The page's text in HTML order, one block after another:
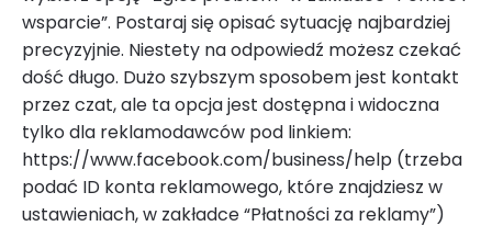
wsparcie”. Postaraj się opisać sytuację najbardziej
precyzyjnie. Niestety na odpowiedź możesz czekać
dość długo. Dużo szybszym sposobem jest kontakt
przez czat, ale ta opcja jest dostępna i widoczna
tylko dla reklamodawców pod linkiem:
https://www.facebook.com/business/help (trzeba
podać ID konta reklamowego, które znajdziesz w
ustawieniach, w zakładce “Płatności za reklamy”)